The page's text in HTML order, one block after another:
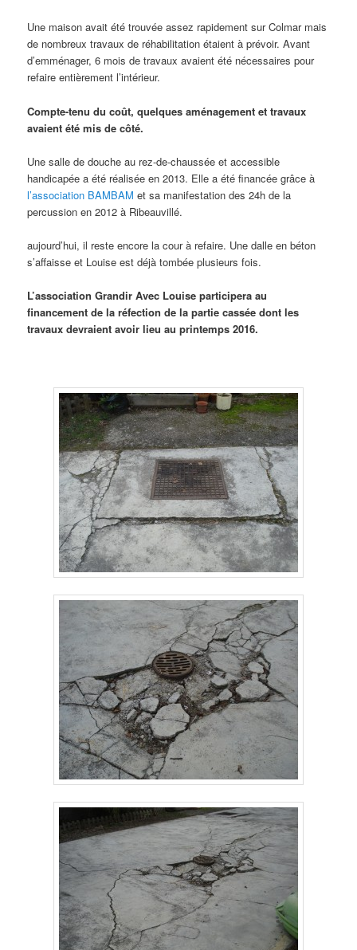
Une maison avait été trouvée assez rapidement sur Colmar mais
de nombreux travaux de réhabilitation étaient à prévoir. Avant
d’emménager, 6 mois de travaux avaient été nécessaires pour
refaire entièrement l’intérieur.
Compte-tenu du coût, quelques aménagement et travaux
avaient été mis de côté.
Une salle de douche au rez-de-chaussée et accessible
handicapée a été réalisée en 2013. Elle a été financée grâce à
l’association BAMBAM et sa manifestation des 24h de la
percussion en 2012 à Ribeauvillé.
aujourd’hui, il reste encore la cour à refaire. Une dalle en béton
s’affaisse et Louise est déjà tombée plusieurs fois.
L’association Grandir Avec Louise participera au
financement de la réfection de la partie cassée dont les
travaux devraient avoir lieu au printemps 2016.